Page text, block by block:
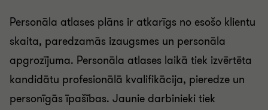
Personāla atlases plāns ir atkarīgs no esošo klientu
skaita, paredzamās izaugsmes un personāla
apgrozījuma. Personāla atlases laikā tiek izvērtēta
kandidātu profesionālā kvalifikācija, pieredze un
personīgās īpašības. Jaunie darbinieki tiek